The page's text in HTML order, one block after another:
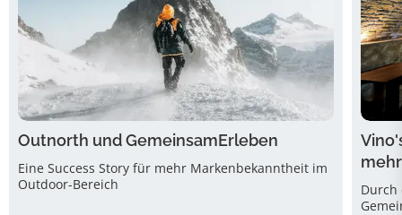
Outnorth und GemeinsamErleben
Eine Success Story für mehr Markenbekanntheit im
Outdoor-Bereich
Durch